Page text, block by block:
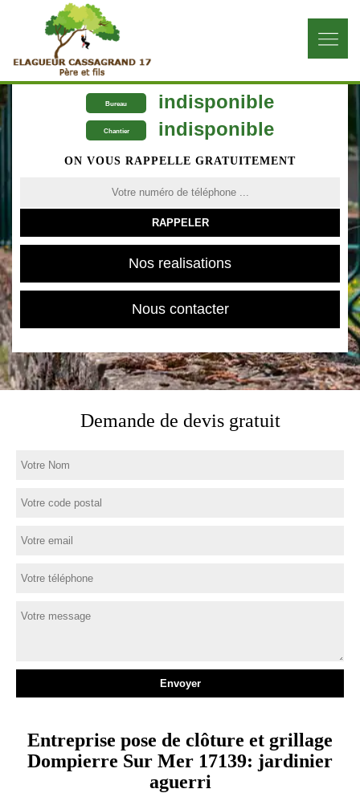
Bureau indisponible
Chantier indisponible
ON VOUS RAPPELLE GRATUITEMENT
Nos realisations
Nous contacter
Demande de devis gratuit
Entreprise pose de clôture et grillage
Dompierre Sur Mer 17139: jardinier
aguerri